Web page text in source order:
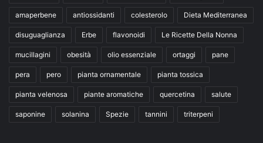
amaperbene antiossidanti colesterolo Dieta Mediterranea
disuguaglianza Erbe flavonoidi Le Ricette Della Nonna
mucillagini obesità olio essenziale ortaggi pane
pera pero pianta ornamentale pianta tossica
pianta velenosa piante aromatiche quercetina salute
saponine solanina Spezie tannini triterpeni